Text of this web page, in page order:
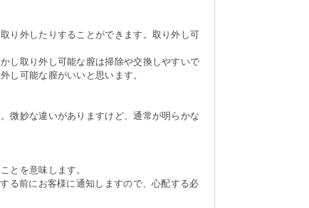
り外したりすることができます。取り外し可
し取り外し可能な膣は掃除や交換しやすいで
し可能な膣がいいと思います。
微妙な違いがありますけど、通常が明らかな
とを意味します。
る前にお客様に通知しますので、心配する必